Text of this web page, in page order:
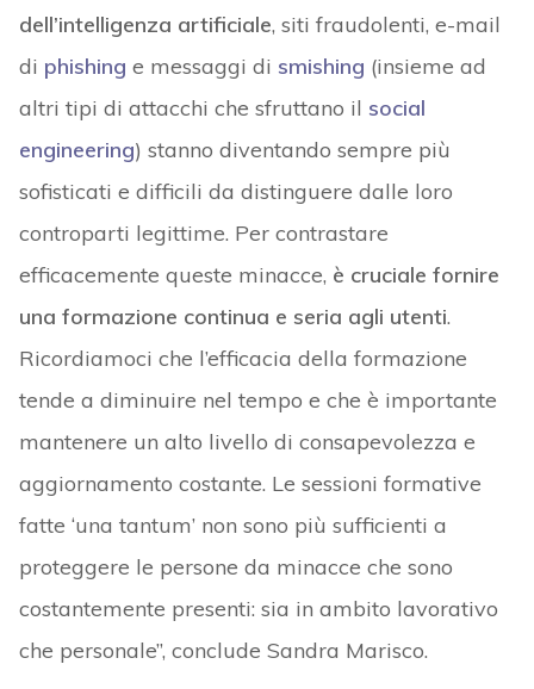
dell’intelligenza artificiale, siti fraudolenti, e-mail
di phishing e messaggi di smishing (insieme ad
altri tipi di attacchi che sfruttano il social
engineering) stanno diventando sempre più
sofisticati e difficili da distinguere dalle loro
controparti legittime. Per contrastare
efficacemente queste minacce, è cruciale fornire
una formazione continua e seria agli utenti.
Ricordiamoci che l’efficacia della formazione
tende a diminuire nel tempo e che è importante
mantenere un alto livello di consapevolezza e
aggiornamento costante. Le sessioni formative
fatte ‘una tantum’ non sono più sufficienti a
proteggere le persone da minacce che sono
costantemente presenti: sia in ambito lavorativo
che personale”, conclude Sandra Marisco.